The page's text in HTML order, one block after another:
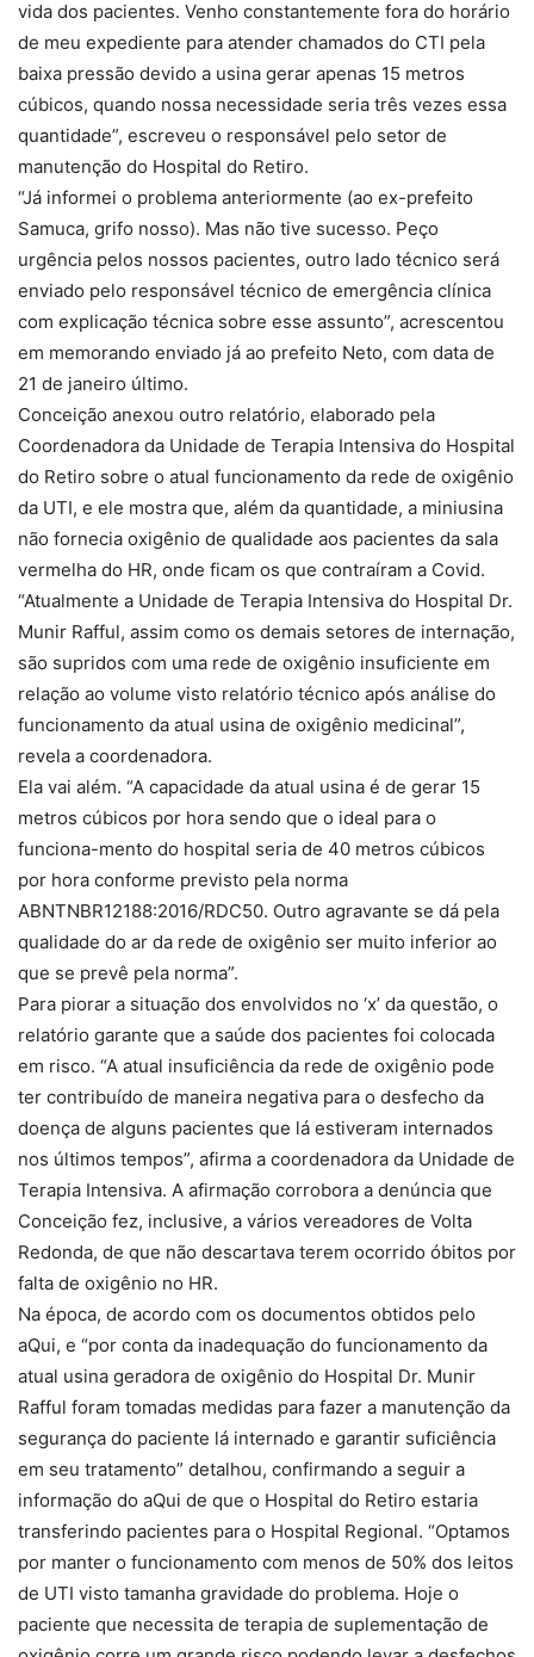
vida dos pacientes. Venho constantemente fora do horário
de meu expediente para atender chamados do CTI pela
baixa pressão devido a usina gerar apenas 15 metros
cúbicos, quando nossa necessidade seria três vezes essa
quantidade”, escreveu o responsável pelo setor de
manutenção do Hospital do Retiro.
“Já informei o problema anteriormente (ao ex-prefeito
Samuca, grifo nosso). Mas não tive sucesso. Peço
urgência pelos nossos pacientes, outro lado técnico será
enviado pelo responsável técnico de emergência clínica
com explicação técnica sobre esse assunto”, acrescentou
em memorando enviado já ao prefeito Neto, com data de
21 de janeiro último.
Conceição anexou outro relatório, elaborado pela
Coordenadora da Unidade de Terapia Intensiva do Hospital
do Retiro sobre o atual funcionamento da rede de oxigênio
da UTI, e ele mostra que, além da quantidade, a miniusina
não fornecia oxigênio de qualidade aos pacientes da sala
vermelha do HR, onde ficam os que contraíram a Covid.
“Atualmente a Unidade de Terapia Intensiva do Hospital Dr.
Munir Rafful, assim como os demais setores de internação,
são supridos com uma rede de oxigênio insuficiente em
relação ao volume visto relatório técnico após análise do
funcionamento da atual usina de oxigênio medicinal”,
revela a coordenadora.
Ela vai além. “A capacidade da atual usina é de gerar 15
metros cúbicos por hora sendo que o ideal para o
funciona-mento do hospital seria de 40 metros cúbicos
por hora conforme previsto pela norma
ABNTNBR12188:2016/RDC50. Outro agravante se dá pela
qualidade do ar da rede de oxigênio ser muito inferior ao
que se prevê pela norma”.
Para piorar a situação dos envolvidos no ‘x’ da questão, o
relatório garante que a saúde dos pacientes foi colocada
em risco. “A atual insuficiência da rede de oxigênio pode
ter contribuído de maneira negativa para o desfecho da
doença de alguns pacientes que lá estiveram internados
nos últimos tempos”, afirma a coordenadora da Unidade de
Terapia Intensiva. A afirmação corrobora a denúncia que
Conceição fez, inclusive, a vários vereadores de Volta
Redonda, de que não descartava terem ocorrido óbitos por
falta de oxigênio no HR.
Na época, de acordo com os documentos obtidos pelo
aQui, e “por conta da inadequação do funcionamento da
atual usina geradora de oxigênio do Hospital Dr. Munir
Rafful foram tomadas medidas para fazer a manutenção da
segurança do paciente lá internado e garantir suficiência
em seu tratamento” detalhou, confirmando a seguir a
informação do aQui de que o Hospital do Retiro estaria
transferindo pacientes para o Hospital Regional. “Optamos
por manter o funcionamento com menos de 50% dos leitos
de UTI visto tamanha gravidade do problema. Hoje o
paciente que necessita de terapia de suplementação de